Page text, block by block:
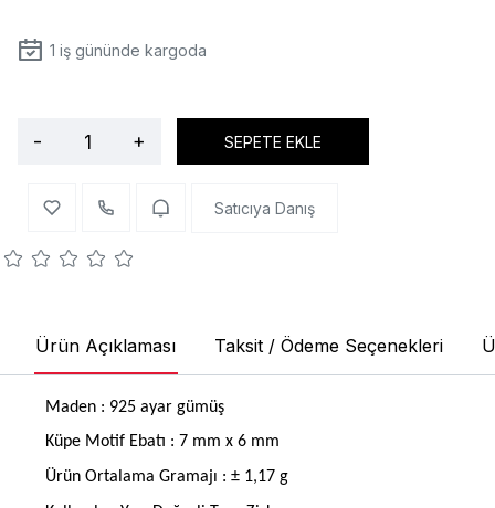
1 iş gününde kargoda
- + SEPETE EKLE
Satıcıya Danış
Ürün Açıklaması Taksit / Ödeme Seçenekleri
Maden : 925 ayar gümüş
Küpe Motif Ebatı : 7 mm x 6 mm
Ürün Ortalama Gramajı : ± 1,17 g